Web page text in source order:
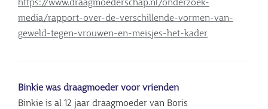
https://www.draagmoederschap.nl/onderzoek-
media/rapport-over-de-verschillende-vormen-van-
geweld-tegen-vrouwen-en-meisjes-het-kader
Binkie was draagmoeder voor vrienden
Binkie is al 12 jaar draagmoeder van Boris